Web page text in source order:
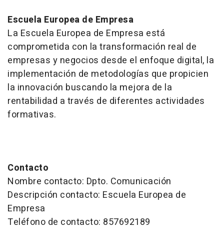
Escuela Europea de Empresa
La Escuela Europea de Empresa está
comprometida con la transformación real de
empresas y negocios desde el enfoque digital, la
implementación de metodologías que propicien
la innovación buscando la mejora de la
rentabilidad a través de diferentes actividades
formativas.
Contacto
Nombre contacto: Dpto. Comunicación
Descripción contacto: Escuela Europea de
Empresa
Teléfono de contacto: 857692189